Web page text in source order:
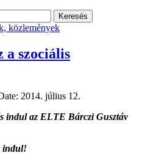
közlemények
a szociális
2014. július 12.
indul az ELTE Bárczi Gusztáv
indul!